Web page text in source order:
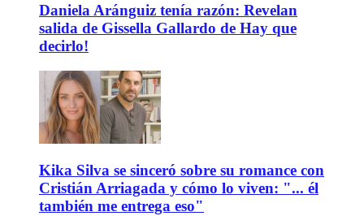
Daniela Aránguiz tenía razón: Revelan
salida de Gissella Gallardo de Hay que
decirlo!
Kika Silva se sinceró sobre su romance con
Cristián Arriagada y cómo lo viven: "... él
también me entrega eso"